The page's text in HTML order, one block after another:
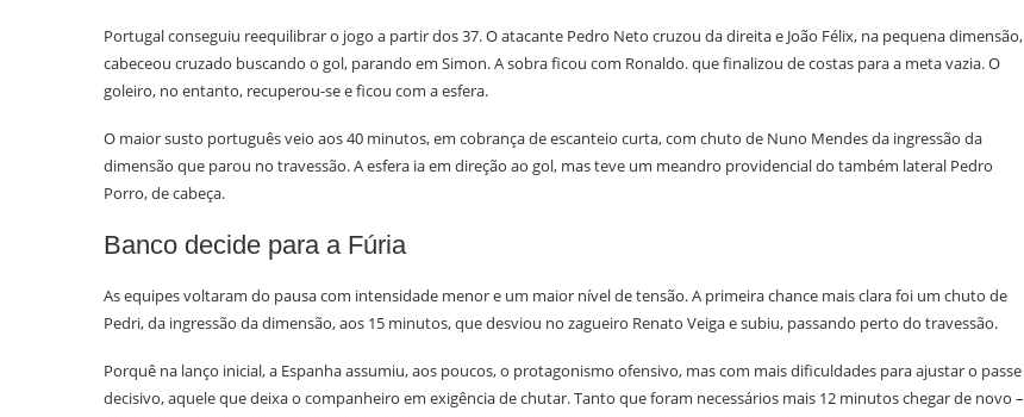
Portugal conseguiu reequilibrar o jogo a partir dos 37. O atacante Pedro Neto cruzou da direita e João Félix, na pequena dimensão,
cabeceou cruzado buscando o gol, parando em Simon. A sobra ficou com Ronaldo. que finalizou de costas para a meta vazia. O
goleiro, no entanto, recuperou-se e ficou com a esfera.
O maior susto português veio aos 40 minutos, em cobrança de escanteio curta, com chuto de Nuno Mendes da ingressão da
dimensão que parou no travessão. A esfera ia em direção ao gol, mas teve um meandro providencial do também lateral Pedro
Porro, de cabeça.
Banco decide para a Fúria
As equipes voltaram do pausa com intensidade menor e um maior nível de tensão. A primeira chance mais clara foi um chuto de
Pedri, da ingressão da dimensão, aos 15 minutos, que desviou no zagueiro Renato Veiga e subiu, passando perto do travessão.
Porquê na lanço inicial, a Espanha assumiu, aos poucos, o protagonismo ofensivo, mas com mais dificuldades para ajustar o passe
decisivo, aquele que deixa o companheiro em exigência de chutar. Tanto que foram necessários mais 12 minutos chegar de novo –